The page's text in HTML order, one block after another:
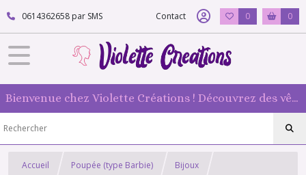
0614362658 par SMS Contact 0 0
Bienvenue chez Violette Créations ! Découvrez des vêtements faits main pour vos poupées mannequin : originaux et 100 % fabriqués en France
Accueil Poupée (type Barbie) Bijoux